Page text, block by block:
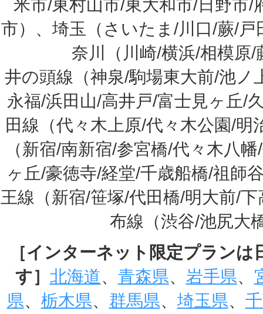
米市/東村山市/東大和市/日野市/
市）、埼玉（さいたま/川口/蕨/
奈川（川崎/横浜/相模原
井の頭線（神泉/駒場東大前/池ノ
永福/浜田山/高井戸/富士見ヶ丘/
田線（代々木上原/代々木公園/
（新宿/南新宿/参宮橋/代々木八
ヶ丘/豪徳寺/経堂/千歳船橋/祖師
王線（新宿/笹塚/代田橋/明大前/
布線（渋谷/池尻大
［インターネット限定プラン
す］ 北海道、 青森県、 岩手県、
県、 栃木県、 群馬県、 埼玉県、